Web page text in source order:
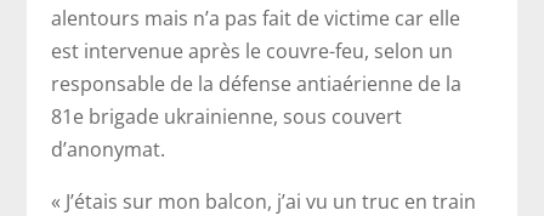
alentours mais n’a pas fait de victime car elle
est intervenue après le couvre-feu, selon un
responsable de la défense antiaérienne de la
81e brigade ukrainienne, sous couvert
d’anonymat.
« J’étais sur mon balcon, j’ai vu un truc en train